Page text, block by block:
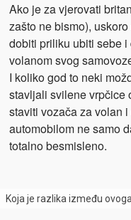
Ako je za vjerovati
zašto ne bismo),
dobiti priliku ubiti sebe
volanom svog
I koliko god to neki
stavljali svilene vrpčice
staviti vozača za volan
automobilom ne samo
totalno besmisleno.
Koja je razlika između